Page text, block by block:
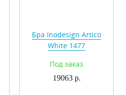
Бра Inodesign Artico
White 1477
Под заказ
19063 р.